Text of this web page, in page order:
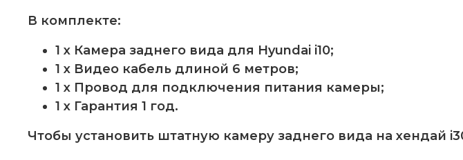
В комплекте:
1 x Камера заднего вида для Hyundai i10;
1 x Видео кабель длиной 6 метров;
1 x Провод для подключения питания камеры;
1 x Гарантия 1 год.
Чтобы установить штатную камеру заднего вида на хендай